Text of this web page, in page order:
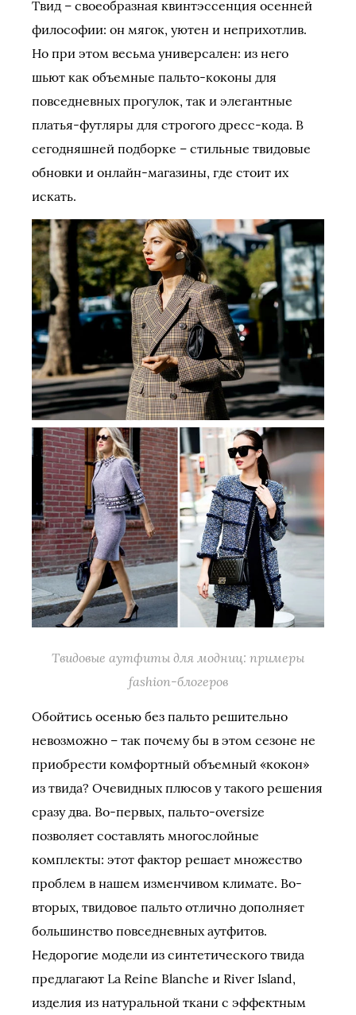
Твид – своеобразная квинтэссенция осенней
философии: он мягок, уютен и неприхотлив.
Но при этом весьма универсален: из него
шьют как объемные пальто-коконы для
повседневных прогулок, так и элегантные
платья-футляры для строгого дресс-кода. В
сегодняшней подборке – стильные твидовые
обновки и онлайн-магазины, где стоит их
искать.
Твидовые аутфиты для модниц: примеры
fashion-блогеров
Обойтись осенью без пальто решительно
невозможно – так почему бы в этом сезоне не
приобрести комфортный объемный «кокон»
из твида? Очевидных плюсов у такого решения
сразу два. Во-первых, пальто-oversize
позволяет составлять многослойные
комплекты: этот фактор решает множество
проблем в нашем изменчивом климате. Во-
вторых, твидовое пальто отлично дополняет
большинство повседневных аутфитов.
Недорогие модели из синтетического твида
предлагают La Reine Blanche и River Island,
изделия из натуральной ткани с эффектным